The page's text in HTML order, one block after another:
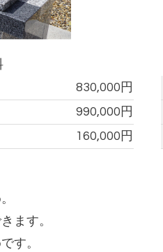
830,000円
990,000円
160,000円
ます。
す。